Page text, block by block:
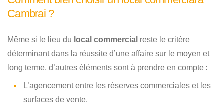
Cambrai ?
Même si le lieu du local commercial reste le critère
déterminant dans la réussite d’une affaire sur le moyen et
long terme, d’autres éléments sont à prendre en compte :
L’agencement entre les réserves commerciales et les
surfaces de vente.